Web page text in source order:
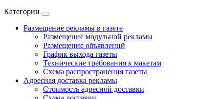
Категории
Размещение рекламы в газете
Размещение модульной рекламы
Размещение объявлений
График выхода газеты
Технические требования к макетам
Схема распространения газеты
Адресная доставка рекламы
Стоимость адресной доставки